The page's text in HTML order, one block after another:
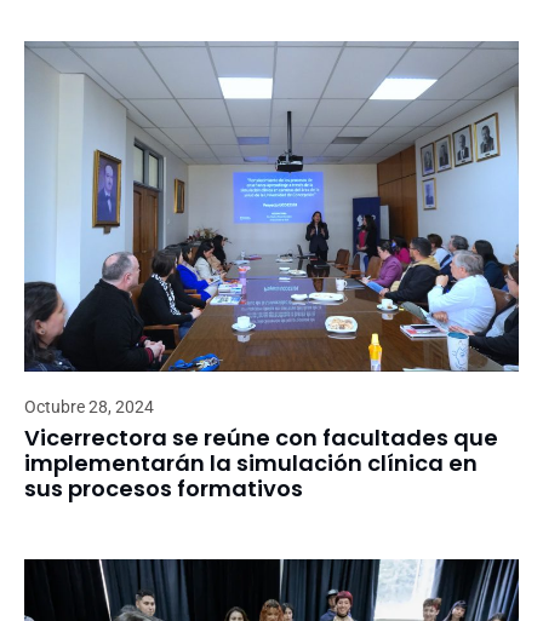
Octubre 28, 2024
Vicerrectora se reúne con facultades que
implementarán la simulación clínica en
sus procesos formativos